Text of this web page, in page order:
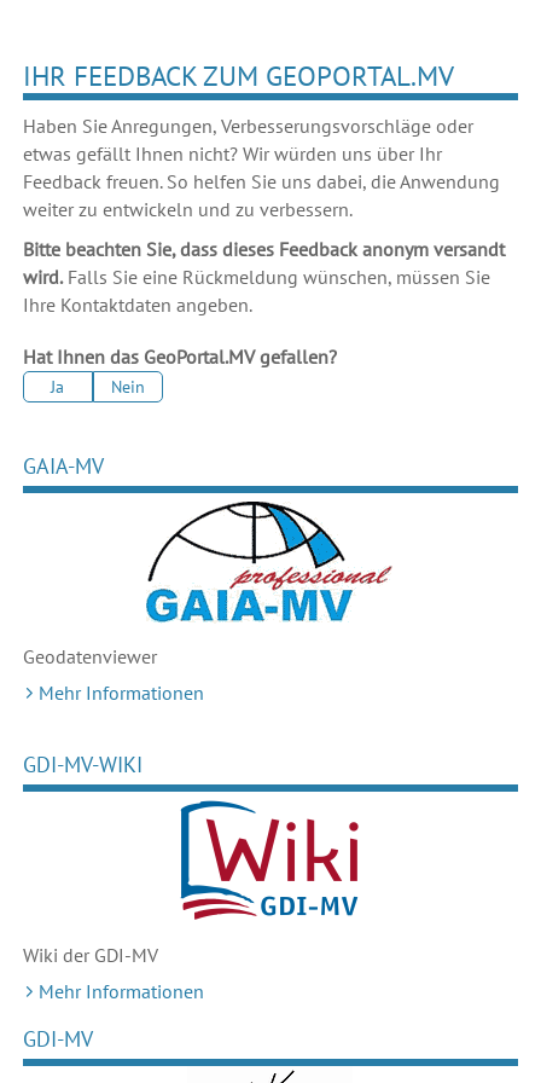
IHR FEEDBACK ZUM GEOPORTAL.MV
Haben Sie Anregungen, Verbesserungsvorschläge oder
etwas gefällt Ihnen nicht? Wir würden uns über Ihr
Feedback freuen. So helfen Sie uns dabei, die Anwendung
weiter zu entwickeln und zu verbessern.
Bitte beachten Sie, dass dieses Feedback anonym versandt
wird.Falls Sie eine Rückmeldung wünschen, müssen Sie
Ihre Kontaktdaten angeben.
Hat Ihnen das GeoPortal.MV gefallen?
Ja Nein
GAIA-MV
Geodatenviewer
Mehr Informationen
GDI-MV-WIKI
Wiki der GDI-MV
Mehr Informationen
GDI-MV